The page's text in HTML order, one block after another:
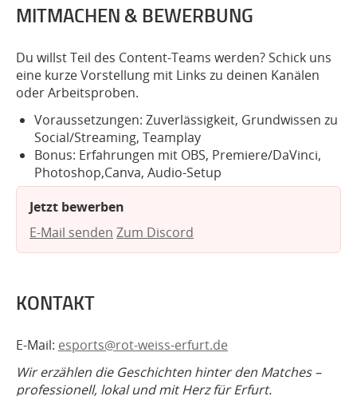
MITMACHEN & BEWERBUNG
Du willst Teil des Content-Teams werden? Schick uns
eine kurze Vorstellung mit Links zu deinen Kanälen
oder Arbeitsproben.
Voraussetzungen: Zuverlässigkeit, Grundwissen zu
Social/Streaming, Teamplay
Bonus: Erfahrungen mit OBS, Premiere/DaVinci,
Photoshop,Canva, Audio-Setup
Jetzt bewerben
E-Mail senden Zum Discord
KONTAKT
E-Mail: esports@rot-weiss-erfurt.de
Wir erzählen die Geschichten hinter den Matches –
professionell, lokal und mit Herz für Erfurt.